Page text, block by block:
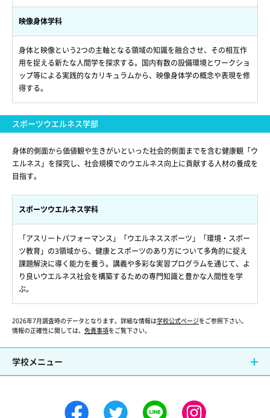
映像身体学科
身体と映像という2つの主軸となる領域の知識を融合させ、その相互作
用を捉える新たな人間学を探求する。国内有数の設備環境とワークショ
ップ等による実践的なカリキュラムから、映像身体学の概念や表現を修
得する。
スポーツウエルネス学部
身体的側面から価値観や生きがいといった社会的側面までを含む健康観「ウ
エルネス」を探究し、社会規模でのウエルネス向上に貢献する人材の養成を
目指す。
スポーツウエルネス学科
「アスリートパフォーマンス」「ウエルネススポーツ」「環境・スポー
ツ教育」の3領域から、健康とスポーツのあり方について多角的に捉え
課題解決に導く能力を養う。講義や多彩な実習プログラムを通じて、よ
り良いウエルネス社会を構築するための専門知識と豊かな人間性を学
ぶ。
2026年7月調査時のデータとなります。詳細な情報は学校公式ページをご参照下さい。
情報の正確性に関しては、 免責事項をご覧下さい。
学校メニュー